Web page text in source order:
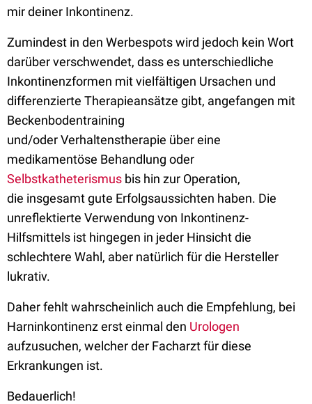
mir deiner Inkontinenz.
Zumindest in den Werbespots wird jedoch kein Wort
darüber verschwendet, dass es unterschiedliche
Inkontinenzformen mit vielfältigen Ursachen und
differenzierte Therapieansätze gibt, angefangen mit
Beckenbodentraining
und/oder Verhaltenstherapie über eine
medikamentöse Behandlung oder
Selbstkatheterismus bis hin zur Operation,
die insgesamt gute Erfolgsaussichten haben. Die
unreflektierte Verwendung von Inkontinenz-
Hilfsmittels ist hingegen in jeder Hinsicht die
schlechtere Wahl, aber natürlich für die Hersteller
lukrativ.
Daher fehlt wahrscheinlich auch die Empfehlung, bei
Harninkontinenz erst einmal den Urologen
aufzusuchen, welcherder Facharzt für diese
Erkrankungen ist.
Bedauerlich!